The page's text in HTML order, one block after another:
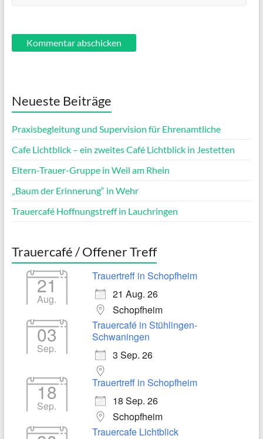
Neueste Beiträge
Praxisbegleitung und Supervision für Ehrenamtliche
Cafe Lichtblick – ein zweites Café Lichtblick in Jestetten
Eltern-Trauer-Gruppe in Weil am Rhein
„Baum der Erinnerung“ in Wehr
Trauercafé Hoffnungstreff in Lauchringen
Trauercafé / Offener Treff
21
Aug.
Trauertreff in Schopfheim
21 Aug. 26
Schopfheim
03
Sep.
Trauercafé in Stühlingen-
Schwaningen
3 Sep. 26
18
Sep.
Trauertreff in Schopfheim
18 Sep. 26
Schopfheim
Trauercafe Lichtblick